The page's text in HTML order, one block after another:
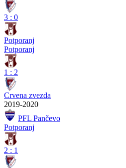
3 : 0
Potporanj
Potporanj
1 : 2
Crvena zvezda
2019-2020
PFL Pančevo
Potporanj
2 : 1